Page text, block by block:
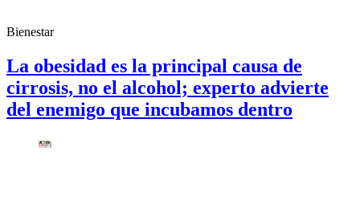
Bienestar
La obesidad es la principal causa de
cirrosis, no el alcohol; experto advierte
del enemigo que incubamos dentro